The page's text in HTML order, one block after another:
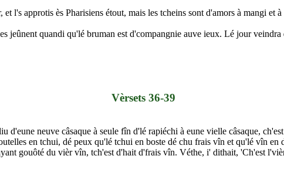
l's approtis ès Pharisiens étout, mais les tcheins sont d'amors à mangi et
jeûnent quandi qu'lé bruman est d'compangnie auve ieux. Lé jour
Vèrsets 36-39
neuve câsaque à seule fîn d'lé rapiéchi à eune vielle câsaque,
en tchui, dé peux qu'lé tchui en boste dé chu frais vîn et qu'lé vîn en
gouôté du vièr vîn, tch'est d'hait d'frais vîn. Véthe, i' dithait, 'Ch'est